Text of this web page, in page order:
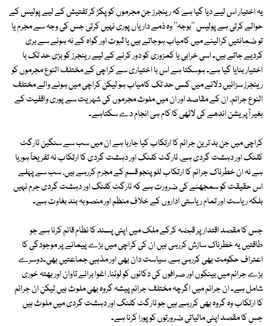
یہ اختیار اس لیے دیا گیا ہے کہ رینجرز جن مجرموں کو پکڑ کر تفتیش کے لیے پولیس کے
حوالے کرتی ہے پولیس ''بوجہ'' وہ ذمے داریاں پوری نہیں کرتی جس کی وجہ سے مجرم یا
تو ضمانتیں کرالینے میں کامیاب ہوجاتے ہیں یا ثبوت اور گواہ کے نہ ہونے سے بری
کردیے جاتے ہیں۔ اسی خرابی یا کمزوری کو دور کرنے کے لیے رینجرز کو بڑی حد تک با
اختیار بنایا گیا ہے۔ ہوسکتا ہے اس با اختیاری سے کراچی کے مختلف النوع مجرموں کو
رینجرز سزائیں دلانے میں کسی حد تک کامیاب ہو لیکن کراچی میں ہونے والے مختلف
النوع جرائم، ان کے مقاصد اور ان میں ملوث مجرموں کی شہریت سے پوری واقفیت کے
بغیر آپریشن اندھے کی لاٹھی کا کام ہی انجام دے سکتاہے۔
کراچی میں جن بد ترین جرائم کا ارتکاب کیا جارہا ہے ان میں سب سے سنگین ٹارگٹ
کلنگ اور دہشت گردی ہے، ٹارگٹ کلنگ اور دہشت گردی کا ارتکاب نہ تفریحاً ہورہا
ہے نہ ان خطرناک جرائم کا ارتکاب للو پنجو قسم کے مجرم کررہے ہیں، سب سے پہلے
اس حقیقت کو سمجھنے کی ضرورت ہے کہ ٹارگٹ کلنگ اور دہشت گردی جرم نہیں
بلکہ ریاست اور تمام ریاستی اداروں کے خلاف منظم اور منصوبہ بند بغاوت ہے۔
جس کا مقصد اقتدار پر قبضہ کرکے ملک میں اپنی پسند کا نظام قائم کرنا ہے جو
طاقتیں یہ خطرناک سازش کررہی ہیں ان کی کراچی میں بڑے پیمانے پر موجودگی کا
اعتراف حکومت بھی کررہی ہے، سیاست دان بھی اور مذہبی جماعتیں بھی۔دوسرے
بڑے جرائم میں بینکوں اور صرافوں کی دکانوں کو لوٹنا، اغوا برائے تاوان اور بھتہ خوری
شامل ہے۔ ان جرائم میں اگرچہ مختلف جرائم پیشہ گروہ بھی ملوث ہیں لیکن ان جرائم
کا ارتکاب وہ گروہ بھی کررہے ہیں جو ٹارگٹ کلنگ اور دہشت گردی میں ملوث ہیں
جس کا مقصد اپنی مالیاتی ضرورتوں کو پورا کرنا ہے۔